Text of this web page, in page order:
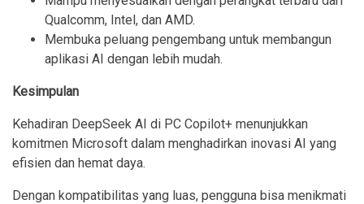
Qualcomm, Intel, dan AMD.
Membuka peluang pengembang untuk membangun
aplikasi AI dengan lebih mudah.
Kesimpulan
Kehadiran DeepSeek AI di PC Copilot+ menunjukkan
komitmen Microsoft dalam menghadirkan inovasi AI yang
efisien dan hemat daya.
Dengan kompatibilitas yang luas, pengguna bisa menikmati